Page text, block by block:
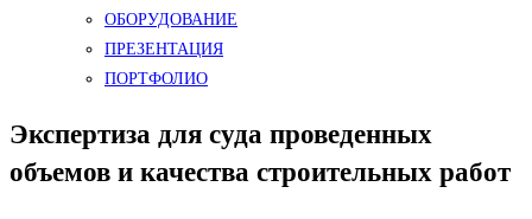
ОБОРУДОВАНИЕ
ПРЕЗЕНТАЦИЯ
ПОРТФОЛИО
Экспертиза для суда проведенных
объемов и качества строительных работ